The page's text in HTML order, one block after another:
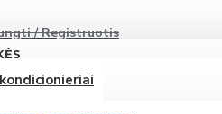
/ Registruotis